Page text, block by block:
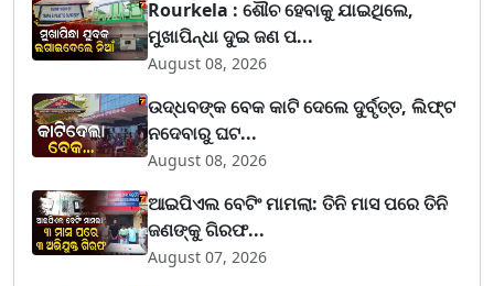
Rourkela : ଶୌଚ ହେବାକୁ ଯାଇଥିଲେ,
ମୁଖାପିନ୍ଧା ଦୁଇ ଜଣ ପ...
August 08, 2026
ଉଦ୍ଧବଙ୍କ ବେକ କାଟି ଦେଲେ ଦୁର୍ବୃତ୍ତ, ଲିଫ୍ଟ
ନଦେବାରୁ ଘଟ...
August 08, 2026
ଆଇପିଏଲ ବେଟିଂ ମାମଲା: ତିନି ମାସ ପରେ ତିନି
ଜଣଙ୍କୁ ଗିରଫ...
August 07, 2026